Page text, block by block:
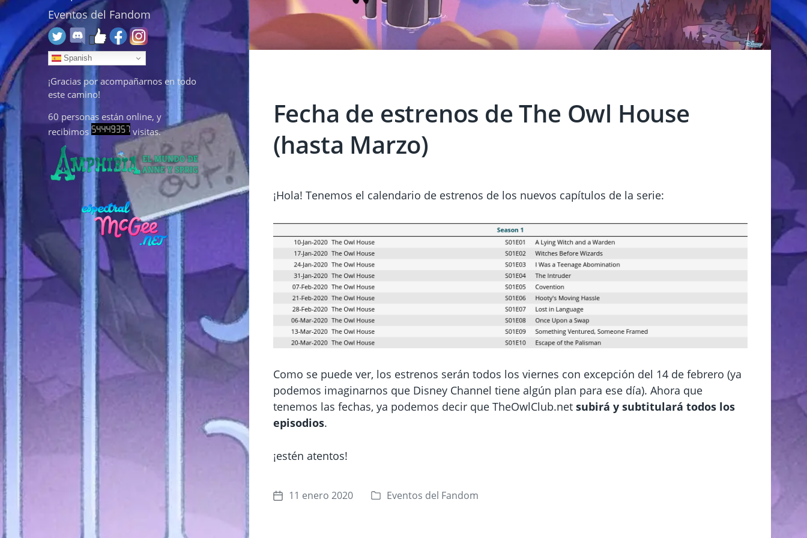
Eventos del Fandom
Spanish
¡Gracias por acompañarnos en todo
este camino!
60 personas están online, y
recibimos
visitas.
Fecha de estrenos de The Owl House
(hasta Marzo)
¡Hola! Tenemos el calendario de estrenos de los nuevos capítulos de la serie:
Como se puede ver, los estrenos serán todos los viernes con excepción del 14 de febrero (ya
podemos imaginarnos que Disney Channel tiene algún plan para ese día). Ahora que
tenemos las fechas, ya podemos decir que TheOwlClub.net subirá y subtitulará todos los
episodios.
¡estén atentos!
F
11 enero 2020
P
Eventos del Fandom